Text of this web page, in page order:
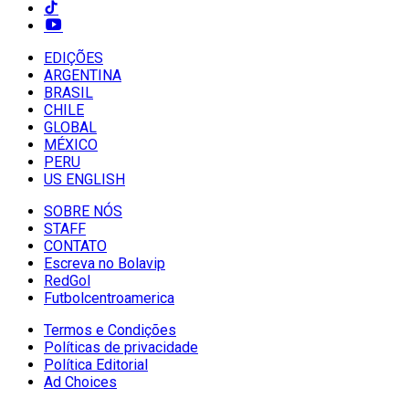
EDIÇÕES
ARGENTINA
BRASIL
CHILE
GLOBAL
MÉXICO
PERU
US ENGLISH
SOBRE NÓS
STAFF
CONTATO
Escreva no Bolavip
RedGol
Futbolcentroamerica
Termos e Condições
Políticas de privacidade
Política Editorial
Ad Choices